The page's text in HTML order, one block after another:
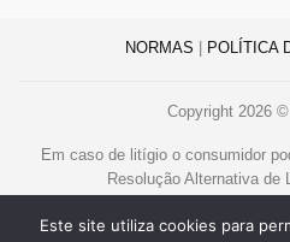
NORMAS | POLÍTICA
Copyright 2026 ©
Em caso de litígio o consumidor
Resolução Alternativa de
Este site utiliza cookies para